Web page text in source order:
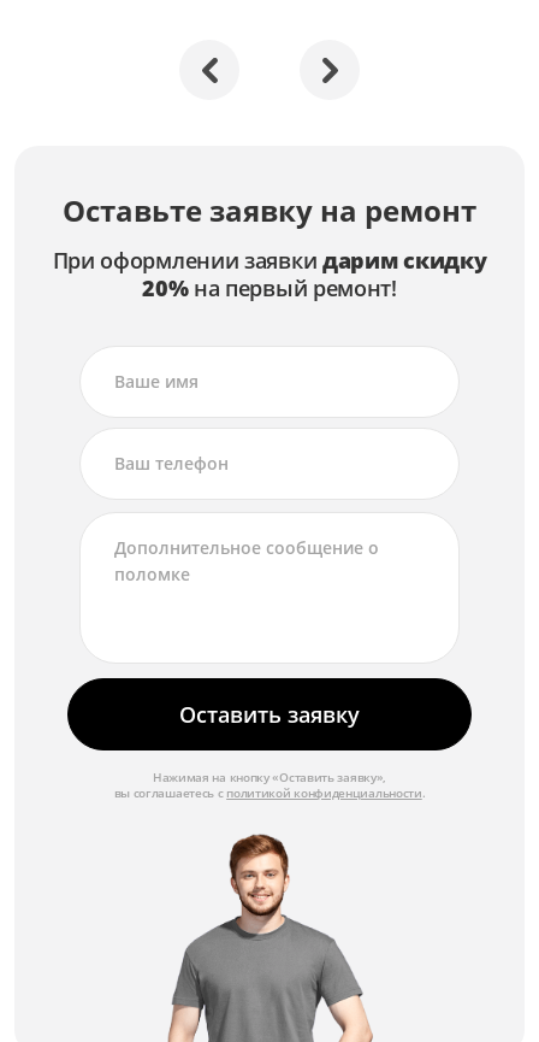
Оставьте заявку на ремонт
При оформлении заявки дарим скидку
20%на первый ремонт!
Оставить заявку
Нажимая на кнопку «Оставить заявку»,
вы соглашаетесь с политикой конфиденциальности.